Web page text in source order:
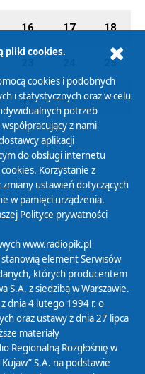
16 17 18
25
30 31 01
pliki cookies.
cookies i podobnych
i statystycznych oraz w celu
potrzeb
z nami
aplikacji
do obsługi internetu
Korzystanie z
ustawień dotyczących
w pamięci urządzenia.
Polityce prywatności
www.radiopik.pl
stanowią element Serwisów
których producentem
S.A. z siedzibą w Warszawie.
dnia 4 lutego 1994 r. o
oraz ustawy z dnia 27 lipca
materiały
Regionalną Rozgłośnię w
S.A. na podstawie